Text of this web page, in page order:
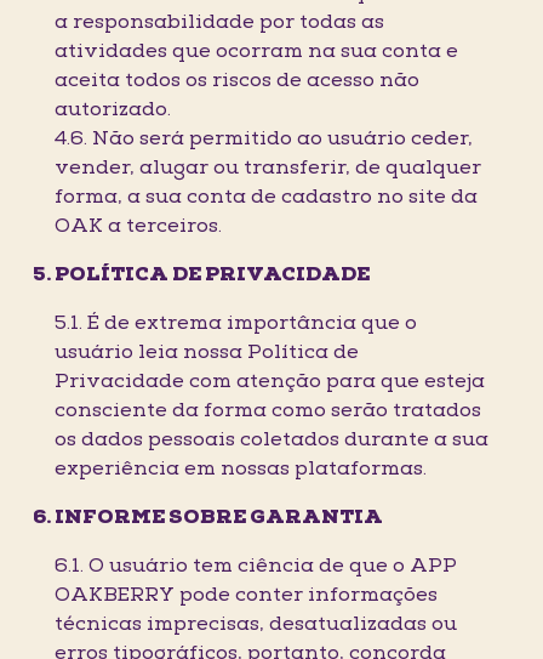
a responsabilidade por todas as
atividades que ocorram na sua conta e
aceita todos os riscos de acesso não
autorizado.
4.6. Não será permitido ao usuário ceder,
vender, alugar ou transferir, de qualquer
forma, a sua conta de cadastro no site da
OAK a terceiros.
POLÍTICA DE PRIVACIDADE
5.1. É de extrema importância que o
usuário leia nossa Política de
Privacidade com atenção para que esteja
consciente da forma como serão tratados
os dados pessoais coletados durante a sua
experiência em nossas plataformas.
INFORME SOBRE GARANTIA
6.1. O usuário tem ciência de que o APP
OAKBERRY pode conter informações
técnicas imprecisas, desatualizadas ou
erros tipográficos, portanto, concorda